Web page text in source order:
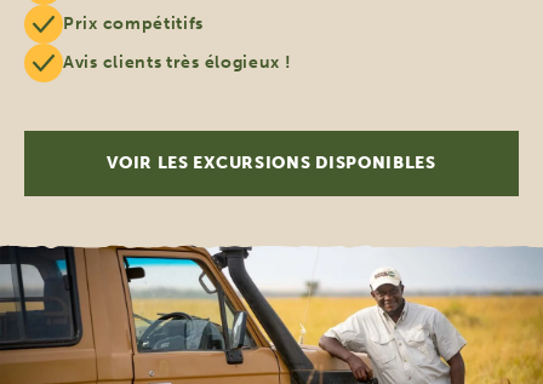
Prix compétitifs
Avis clients très élogieux !
VOIR LES EXCURSIONS DISPONIBLES